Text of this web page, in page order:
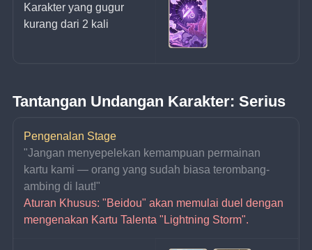
Karakter yang gugur
kurang dari 2 kali
Tantangan Undangan Karakter: Serius
Pengenalan Stage
"Jangan menyepelekan kemampuan permainan
kartu kami — orang yang sudah biasa terombang-
ambing di laut!"
Aturan Khusus: "Beidou" akan memulai duel dengan
mengenakan Kartu Talenta "Lightning Storm".